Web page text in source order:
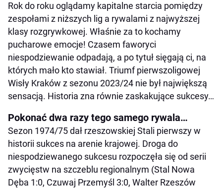
Rok do roku oglądamy kapitalne starcia pomiędzy
zespołami z niższych lig a rywalami z najwyższej
klasy rozgrywkowej. Właśnie za to kochamy
pucharowe emocje! Czasem faworyci
niespodziewanie odpadają, a po tytuł sięgają ci, na
których mało kto stawiał. Triumf pierwszoligowej
Wisły Kraków z sezonu 2023/24 nie był największą
sensacją. Historia zna równie zaskakujące sukcesy…
Pokonać dwa razy tego samego rywala…
Sezon 1974/75 dał rzeszowskiej Stali pierwszy w
historii sukces na arenie krajowej. Droga do
niespodziewanego sukcesu rozpoczęła się od serii
zwycięstw na szczeblu regionalnym (Stal Nowa
Dęba 1:0, Czuwaj Przemyśl 3:0, Walter Rzeszów